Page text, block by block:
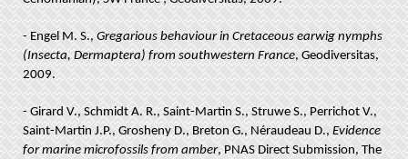
- Engel M. S.,Gregarious behaviour in Cretaceous earwig nymphs
(Insecta, Dermaptera) from southwestern France, Geodiversitas,
2009.
- Girard V., Schmidt A. R., Saint-Martin S., Struwe S., Perrichot V.,
Saint-Martin J.P., Grosheny D., Breton G., Néraudeau D.,Evidence
for marine microfossils from amber, PNAS Direct Submission, The